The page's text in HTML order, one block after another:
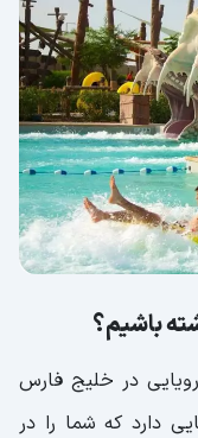
باشیم؟
در خلیج فارس
دارد که شما را در